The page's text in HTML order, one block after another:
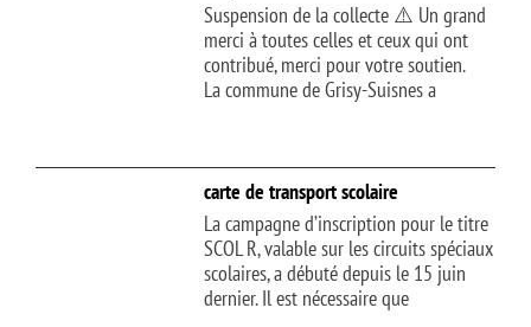
Suspension de la collecte ⚠️ Un grand
merci à toutes celles et ceux qui ont
contribué, merci pour votre soutien.
La commune de Grisy-Suisnes a
carte de transport scolaire
La campagne d’inscription pour le titre
SCOL R, valable sur les circuits spéciaux
scolaires, a débuté depuis le 15 juin
dernier. Il est nécessaire que